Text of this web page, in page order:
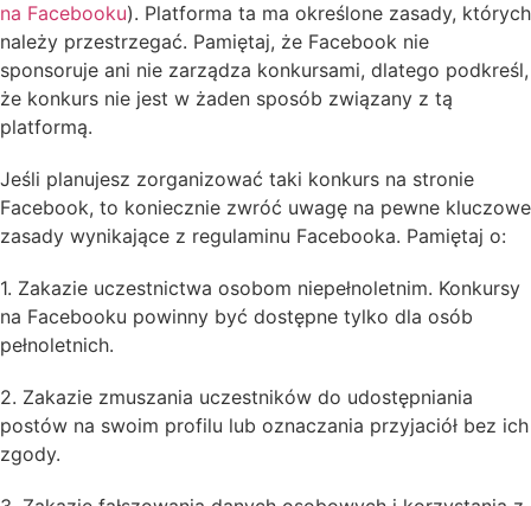
na Facebooku). Platforma ta ma określone zasady, których
należy przestrzegać. Pamiętaj, że Facebook nie
sponsoruje ani nie zarządza konkursami, dlatego podkreśl,
że konkurs nie jest w żaden sposób związany z tą
platformą.
Jeśli planujesz zorganizować taki konkurs na stronie
Facebook, to koniecznie zwróć uwagę na pewne kluczowe
zasady wynikające z regulaminu Facebooka. Pamiętaj o:
1. Zakazie uczestnictwa osobom niepełnoletnim. Konkursy
na Facebooku powinny być dostępne tylko dla osób
pełnoletnich.
2. Zakazie zmuszania uczestników do udostępniania
postów na swoim profilu lub oznaczania przyjaciół bez ich
zgody.